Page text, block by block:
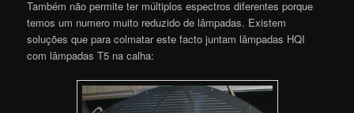
Também não permite ter múltiplos espectros diferentes porque
temos um numero muito reduzido de lâmpadas. Existem
soluções que para colmatar este facto juntam lâmpadas HQI
com lâmpadas T5 na calha: